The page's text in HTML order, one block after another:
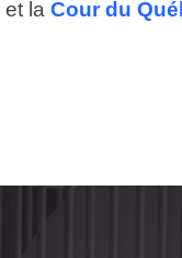
et la Cour du